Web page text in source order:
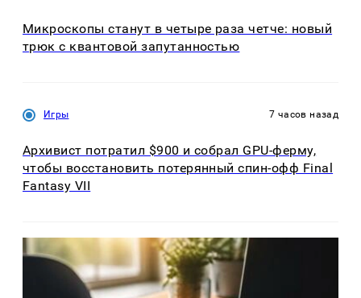
Микроскопы станут в четыре раза четче: новый
трюк с квантовой запутанностью
Игры 7 часов назад
Архивист потратил $900 и собрал GPU-ферму,
чтобы восстановить потерянный спин-офф Final
Fantasy VII